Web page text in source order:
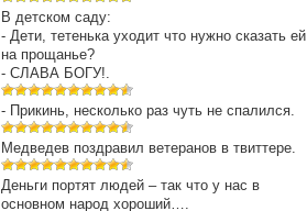
В детском саду:
- Дети, тетенька уходит что нужно сказать ей
на прощанье?
- СЛАВА БОГУ!.
- Прикинь, несколько раз чуть не спалился.
Медведев поздравил ветеранов в твиттере.
Деньги портят людей – так что у нас в
основном народ хороший….